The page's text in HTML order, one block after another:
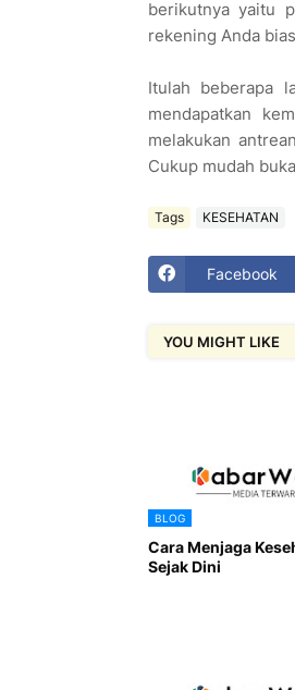
berikutnya yaitu
rekening Anda
Itulah beberapa
mendapatkan
melakukan
Cukup mudah
Tags KESEHATAN
Facebook
YOU MIGHT LIKE
BLOG
Cara Menjaga
Sejak Dini